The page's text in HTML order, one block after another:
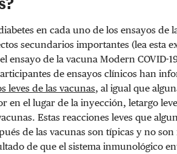
en cada uno de los ensayos de
secundarios importantes (lea esta
ensayo de la vacuna Modern COVID-
de ensayos clínicos han
leves de las vacunas, al igual que
en el lugar de la inyección, letargo
Estas reacciones leves que
de las vacunas son típicas y no
de que el sistema inmunológico